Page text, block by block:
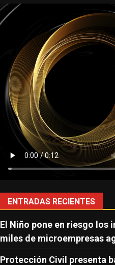
ENTRADAS RECIENTES
El Niño pone en riesgo los
miles de microempresas
Protección Civil presenta